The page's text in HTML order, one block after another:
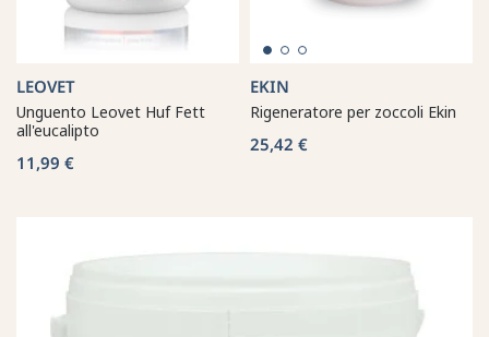
LEOVET
Unguento Leovet Huf Fett
all'eucalipto
11,99 €
EKIN
Rigeneratore per zoccoli Ekin
25,42 €